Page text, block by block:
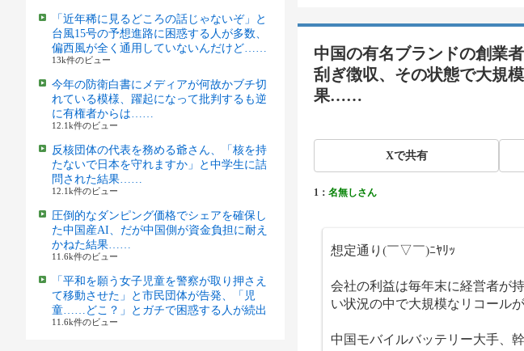
「近年稀に見るどころの話じゃないぞ」と
台風15号の予想進路に困惑する人が多数、
偏西風が全く通用していないんだけど……
13k件のビュー
今年の防衛白書にメディアが何故かブチ切
れている模様、躍起になって批判するも逆
に有権者からは……
12.1k件のビュー
反核団体の代表を務める爺さん、「核を持
たないで日本を守れますか」と中学生に詰
問された結果……
12.1k件のビュー
圧倒的なダンピング価格でシェアを確保し
た中国産AI、だが中国側が資金負担に耐え
かねた結果……
11.6k件のビュー
「平和を願う女子児童を警察が取り押さえ
て移動させた」と市民団体が告発、「児
童……どこ？」とガチで困惑する人が続出
11.6k件のビュー
中国の有名ブランドの創業
刮ぎ徴収、その状態で大規
果……
Xで共有
1： 名無しさん
想定通り(￣▽￣)ﾆﾔﾘｯ
会社の利益は毎年末に経営者が
い状況の中で大規模なリコール
中国モバイルバッテリー大手、